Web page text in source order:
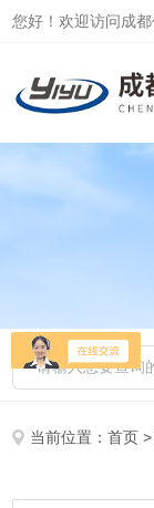
您好！欢迎访问成
当前位置：首页 >